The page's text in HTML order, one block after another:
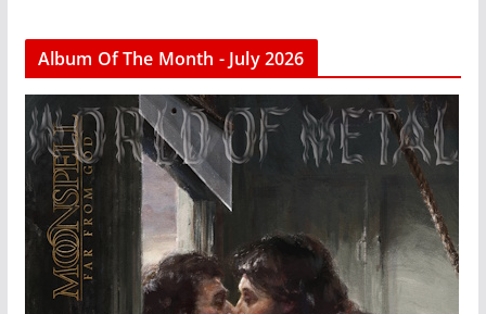
Album Of The Month - July 2026